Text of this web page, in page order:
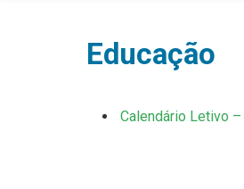
Educação
Calendário Letivo